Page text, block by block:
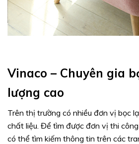
Vinaco – Chuyên gia
lượng cao
Trên thị trường có nhiều đơn vị bọc
chất liệu. Để tìm được đơn vị thi
có thể tìm kiếm thông tin trên các